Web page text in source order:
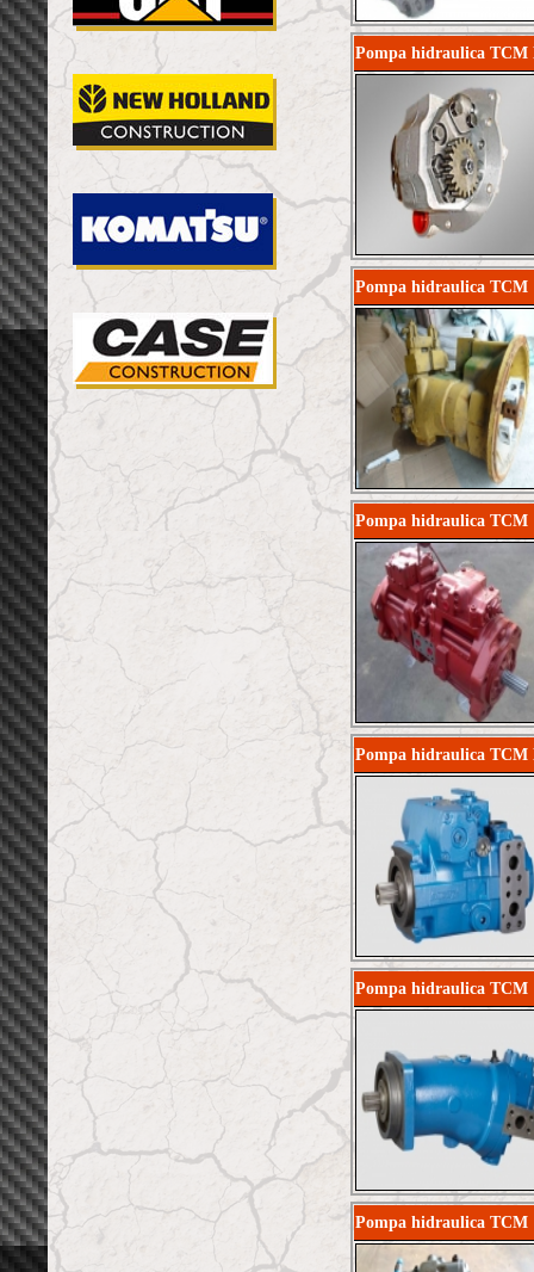
Pompa hidraulica TCM
Pompa hidraulica TCM
Pompa hidraulica TCM
Pompa hidraulica TCM
Pompa hidraulica TCM
Pompa hidraulica TCM